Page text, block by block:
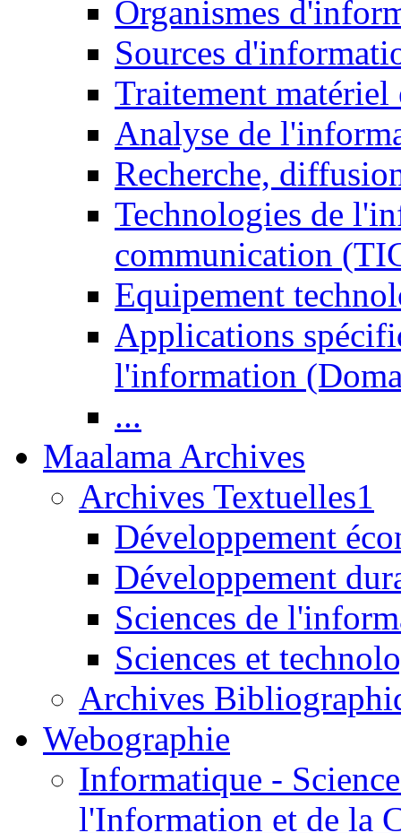
Organismes
Sources
Traitement matériel
Analyse de
Recherche,
Technologies de
communication
Equipement
Applications
l'information
...
Maalama Archives
Archives Textuelles1
Développement
Développement
Sciences de
Sciences et
Archives
Webographie
Informatique -
l'Information et de la